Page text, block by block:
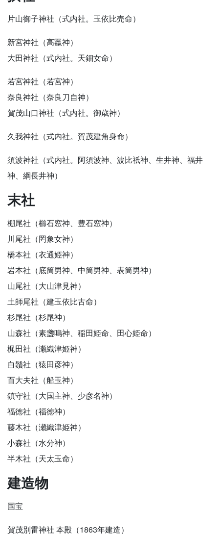
片山御子神社（式内社。玉依比売命）
新宮神社（高龗神）
大田神社（式内社。天鈿女命）
若宮神社（若宮神）
奈良神社（奈良刀自神）
賀茂山口神社（式内社。御歳神）
久我神社（式内社。賀茂建角身命）
須波神社（式内社。阿須波神、波比祇神、生井神、福井
神、綱長井神）
末社
棚尾社（櫛石窓神、豊石窓神）
川尾社（罔象女神）
橋本社（衣通姫神）
岩本社（底筒男神、中筒男神、表筒男神）
山尾社（大山津見神）
土師尾社（建玉依比古命）
杉尾社（杉尾神）
山森社（素盞嗚神、稲田姫命、田心姫命）
梶田社（瀬織津姫神）
白鬚社（猿田彦神）
百大夫社（船玉神）
鎮守社（大国主神、少彦名神）
福徳社（福徳神）
藤木社（瀬織津姫神）
小森社（水分神）
半木社（天太玉命）
建造物
国宝
賀茂別雷神社 本殿（1863年建造）